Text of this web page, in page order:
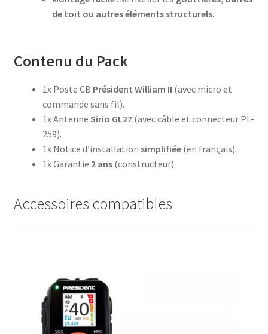
de toit ou autres éléments structurels.
Contenu du Pack
1x Poste CB Président William II (avec micro et
commande sans fil).
1x Antenne Sirio GL27(avec câble et connecteur PL-
259).
1x Notice d’installation simplifiée(en français).
1x Garantie 2 ans(constructeur)
Accessoires compatibles